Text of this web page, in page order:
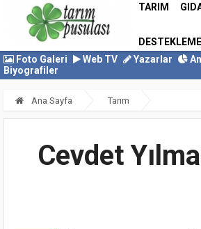
TARIM
Foto Galeri
Web TV Yazarlar
Biyografiler
Ana Sayfa Tarım
Cevdet